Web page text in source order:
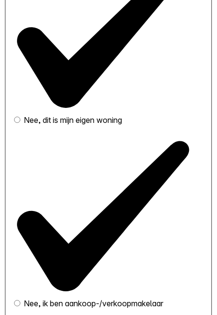
Nee, dit is mijn eigen woning
Nee, ik ben aankoop-/verkoopmakelaar